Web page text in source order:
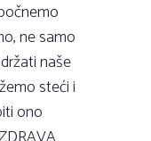
ne samo
naše
steći i
ono